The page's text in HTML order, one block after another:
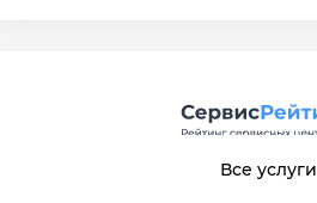
Все услуги